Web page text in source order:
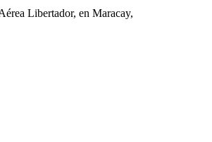
Libertador, en Maracay,